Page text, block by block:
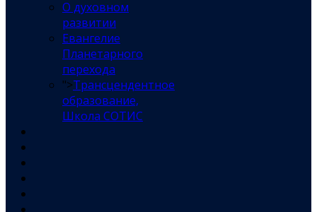
О духовном
развитии
Евангелие
Планетарного
перехода
">Трансцендентное
образование,
Школа СОТИС